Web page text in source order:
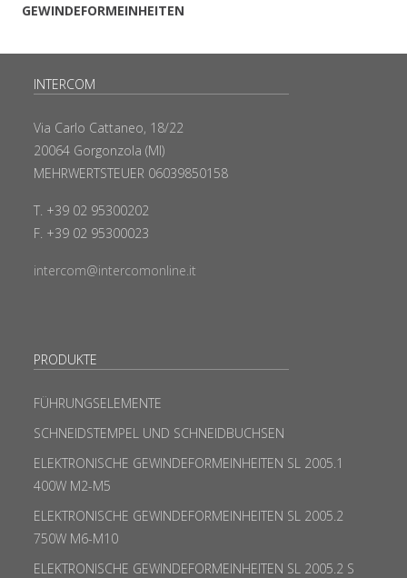
GEWINDEFORMEINHEITEN
INTERCOM
Via Carlo Cattaneo, 18/22
20064 Gorgonzola (MI)
MEHRWERTSTEUER 06039850158
T. +39 02 95300202
F. +39 02 95300023
intercom@intercomonline.it
PRODUKTE
FÜHRUNGSELEMENTE
SCHNEIDSTEMPEL UND SCHNEIDBUCHSEN
ELEKTRONISCHE GEWINDEFORMEINHEITEN SL 2005.1
400W M2-M5
ELEKTRONISCHE GEWINDEFORMEINHEITEN SL 2005.2
750W M6-M10
ELEKTRONISCHE GEWINDEFORMEINHEITEN SL 2005.2 S